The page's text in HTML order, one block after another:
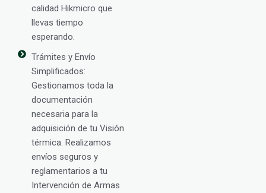
calidad Hikmicro que
llevas tiempo
esperando.
Trámites y Envío
Simplificados:
Gestionamos toda la
documentación
necesaria para la
adquisición de tu Visión
térmica. Realizamos
envíos seguros y
reglamentarios a tu
Intervención de Armas